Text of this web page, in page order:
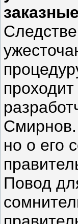
заказные
Смирнов.
но о его
Повод